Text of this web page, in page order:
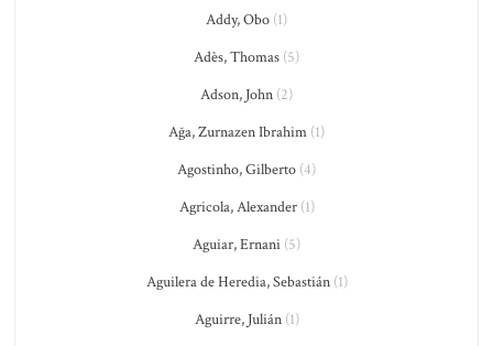
Addy, Obo (1)
Adès, Thomas (5)
Adson, John (2)
Ağa, Zurnazen Ibrahim (1)
Agostinho, Gilberto (4)
Agricola, Alexander(1)
Aguiar, Ernani (5)
Aguilera de Heredia, Sebastián(1)
Aguirre, Julián(1)